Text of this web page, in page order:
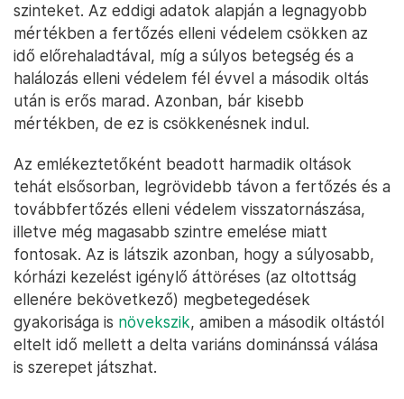
szinteket. Az eddigi adatok alapján a legnagyobb
mértékben a fertőzés elleni védelem csökken az
idő előrehaladtával, míg a súlyos betegség és a
halálozás elleni védelem fél évvel a második oltás
után is erős marad. Azonban, bár kisebb
mértékben, de ez is csökkenésnek indul.
Az emlékeztetőként beadott harmadik oltások
tehát elsősorban, legrövidebb távon a fertőzés és a
továbbfertőzés elleni védelem visszatornászása,
illetve még magasabb szintre emelése miatt
fontosak. Az is látszik azonban, hogy a súlyosabb,
kórházi kezelést igénylő áttöréses (az oltottság
ellenére bekövetkező) megbetegedések
gyakorisága is növekszik, amiben a második oltástól
eltelt idő mellett a delta variáns dominánssá válása
is szerepet játszhat.